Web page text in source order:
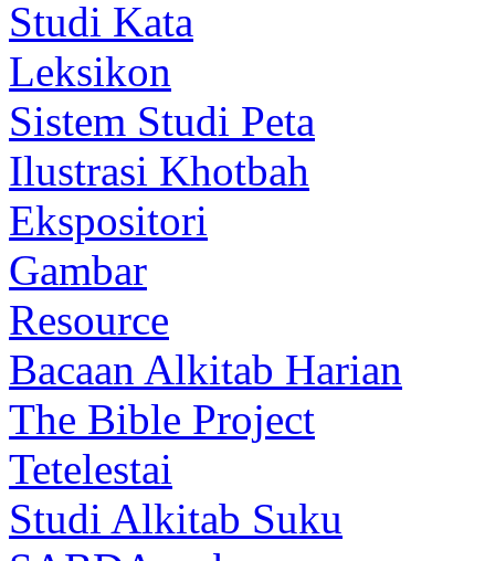
Studi Kata
Leksikon
Sistem Studi Peta
Ilustrasi Khotbah
Ekspositori
Gambar
Resource
Bacaan Alkitab Harian
The Bible Project
Tetelestai
Studi Alkitab Suku